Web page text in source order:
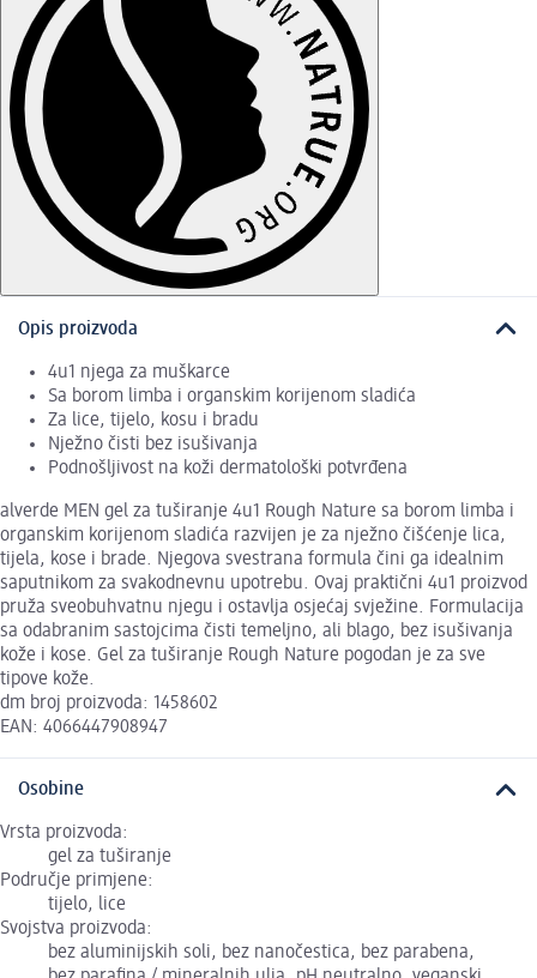
Opis proizvoda
4u1 njega za muškarce
Sa borom limba i organskim korijenom sladića
Za lice, tijelo, kosu i bradu
Nježno čisti bez isušivanja
Podnošljivost na koži dermatološki potvrđena
alverde MEN gel za tuširanje 4u1 Rough Nature sa borom limba i
organskim korijenom sladića razvijen je za nježno čišćenje lica,
tijela, kose i brade. Njegova svestrana formula čini ga idealnim
saputnikom za svakodnevnu upotrebu. Ovaj praktični 4u1 proizvod
pruža sveobuhvatnu njegu i ostavlja osjećaj svježine. Formulacija
sa odabranim sastojcima čisti temeljno, ali blago, bez isušivanja
kože i kose. Gel za tuširanje Rough Nature pogodan je za sve
tipove kože.
dm broj proizvoda: 1458602
EAN: 4066447908947
Osobine
Vrsta proizvoda:
gel za tuširanje
Područje primjene:
tijelo, lice
Svojstva proizvoda:
bez aluminijskih soli, bez nanočestica, bez parabena,